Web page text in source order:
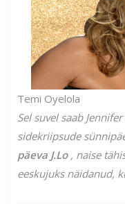
Temi Oyelola
Sel suvel saab
sidekriipsude
päeva J.Lo , naise
eeskujuks näidanud,